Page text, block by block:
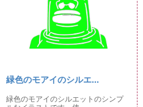
緑色のモアイのシルエ...
緑色のモアイのシルエットのシンプ